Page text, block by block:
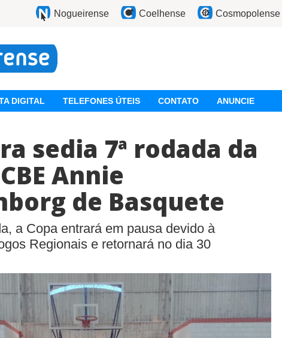
Nogueirense Coelhense Cosmopolense
DIGITAL TELEFONES ÚTEIS CONTATO ANUNCIE
sedia 7ª rodada da
Annie
de Basquete
a Copa entrará em pausa devido à
Regionais e retornará no dia 30